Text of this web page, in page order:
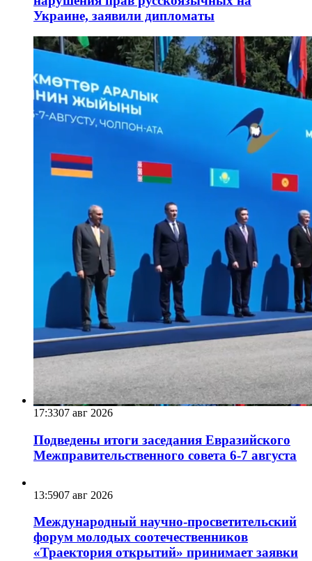
Украине, заявили дипломаты
17:3307 авг 2026
Подведены итоги заседания Евразийского
Межправительственного совета 6-7 августа
13:5907 авг 2026
Международный научно-просветительский
форум молодых соотечественников
«Траектория открытий» принимает заявки